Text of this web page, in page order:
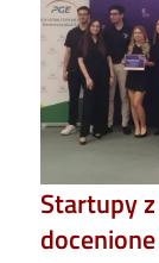
Startupy